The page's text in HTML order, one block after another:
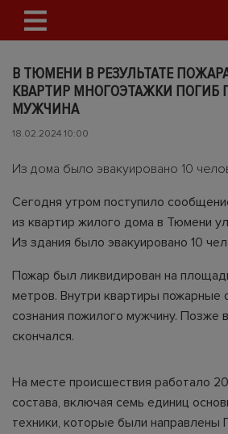
В ТЮМЕНИ В РЕЗУЛЬТАТЕ
КВАРТИР МНОГОЭТАЖКИ
МУЖЧИНА
18.02.2024 10:00
Из дома было эвакуировано 10
Сегодня утром поступило
из квартир жилого дома в Тюмени
Из здания было эвакуировано 10
Пожар был ликвидирован на
метров. Внутри квартиры пожарные
сознания пожилого мужчину. Позже
скончался.
На месте происшествия работало
состава, включая семь единиц
техники, которые были направлены